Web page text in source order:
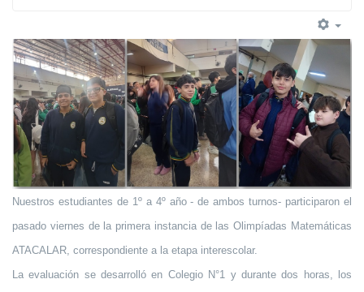
Nuestros estudiantes de 1º a 4º año - de ambos turnos- participaron el
pasado viernes de la primera instancia de las Olimpíadas Matemáticas
ATACALAR, correspondiente a la etapa interescolar.
La evaluación se desarrolló en Colegio N°1 y durante dos horas, los